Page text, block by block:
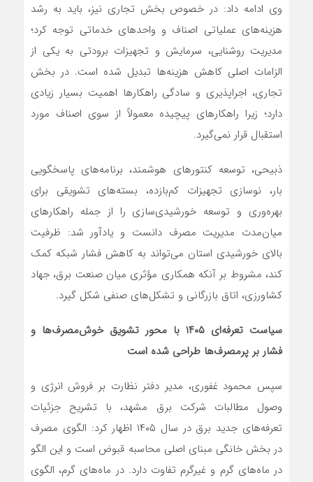
وی ادامه داد: در خصوص بخش تجاری نیز، باید به رشد
هزینه‌های عملیاتی اصناف و واحدهای خدماتی توجه کرد؛
مدیریت روشنایی، سرمایش و تجهیزات برودتی به یکی از
الزامات اصلی کاهش هزینه‌ها تبدیل شده است. در بخش
تجاری، اجراپذیری و سادگی راهکارها اهمیت بسیار زیادی
دارد؛ زیرا راهکارهای پیچیده معمولاً از سوی اصناف مورد
استقبال قرار نمی‌گیرد.
ذبیحی، توسعه کنتورهای هوشمند، برنامه‌های پاسخگویی
بار، نوسازی تجهیزات کم‌بازده، بسته‌های تشویقی برای
بهره‌وری و توسعه خورشیدی‌سازی را از جمله راهکارهای
میان‌مدت مدیریت مصرف دانست و یادآور شد: ظرفیت
بالای خورشیدی استان می‌تواند به کاهش فشار شبکه کمک
کند، مشروط بر آنکه همکاری مؤثری میان صنعت برق، جهاد
کشاورزی، اتاق بازرگانی و تشکل‌های صنفی شکل گیرد.
سیاست تعرفه‌ای ۱۴۰۵ با محور تشویق خوش‌مصرف‌ها و
فشار بر پرمصرف‌ها طراحی شده است
سپس محمود غفوری، مدیر دفتر نظارت بر فروش انرژی و
وصول مطالبات شرکت برق مشهد، با تشریح جزئیات
تعرفه‌های جدید برق در سال ۱۴۰۵ اظهار کرد: الگوی مصرف
در بخش خانگی مبنای اصلی محاسبه قبوض است و این الگو
در ماه‌های گرم و غیرگرم تفاوت دارد. در ماه‌های گرم، الگوی